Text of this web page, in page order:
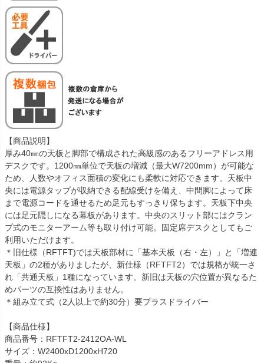
【商品説明】
厚み40㎜の天板と脚部で構成された高級感のあるフリーアドレス用
デスクです。1200㎜単位で天板の増減（最大W7200mm）が可能な
ため、人数やオフィス面積の変化にも柔軟に対応できます。天板中
央には電源タップが収納できる配線受けを備え、中間脚によって床
まで電源コードを通せるため足元もすっきり保ちます。天板下中央
には足元隠しになる幕板があります。中央のスリット部にはクラン
プ式のモニターアーム等も取り付け可能。固定席デスクとしてもご
利用いただけます。
＊旧仕様（RFTFT)では天板部材に「基本天板（右・左）」と「増連
天板」の2種がありましたが、新仕様（RFTFT2）では規格が統一さ
れ「共通天板」1種になっています。新旧は天板の穴位置が異なるた
めパーツの互換性はありません。
＊組み立て式（2人以上で約30分）要プラスドライバー
【商品仕様】
商品番号：RFTFT2-2412OA-WL
サイズ：W2400xD1200xH720